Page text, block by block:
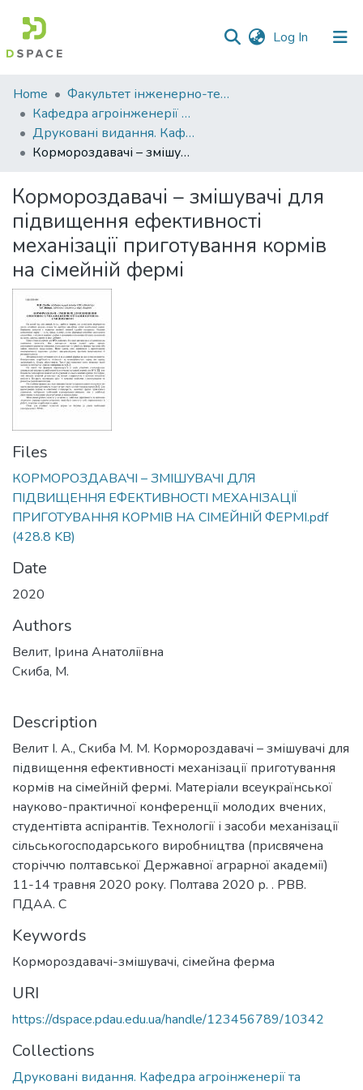
Log In (current)
Communities
&
Collections
All of DSpace
Statistics
Home
Факультет інженерно-технологічний
Кафедра агроінженерії та автомобільного транспорту
Друковані видання. Кафедра агроінженерії та автомобільного транспорту
Кормороздавачі – змішувачі для підвищення ефективності механізації приготування кормів на сімейній фермі
Кормороздавачі – змішувачі для
підвищення ефективності
механізації приготування кормів
на сімейній фермі
Files
КОРМОРОЗДАВАЧІ – ЗМІШУВАЧІ ДЛЯ
ПІДВИЩЕННЯ ЕФЕКТИВНОСТІ МЕХАНІЗАЦІЇ
ПРИГОТУВАННЯ КОРМІВ НА СІМЕЙНІЙ ФЕРМІ.pdf
(428.8 KB)
Date
2020
Authors
Велит, Ірина Анатоліївна
Скиба, М.
Description
Велит І. А., Скиба М. М. Кормороздавачі – змішувачі для
підвищення ефективності механізації приготування
кормів на сімейній фермі. Матеріали всеукраїнської
науково-практичної конференції молодих вчених,
студентівта аспірантів. Технології і засоби механізації
сільськогосподарського виробництва (присвячена
сторіччю полтавської Державної аграрної академії)
11-14 травня 2020 року. Полтава 2020 р. . РВВ.
ПДАА. С
Keywords
Кормороздавачі-змішувачі, сімейна ферма
URI
https://dspace.pdau.edu.ua/handle/123456789/10342
Collections
Друковані видання. Кафедра агроінженерії та